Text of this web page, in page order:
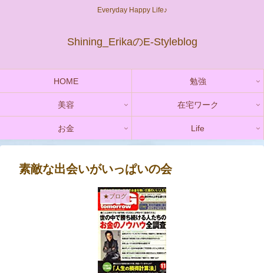
Everyday Happy Life♪
Shining_ErikaのE-Styleblog
HOME 勉強
美容 在宅ワーク
お金 Life
素敵な出会いがいっぱいの会
★ブログ